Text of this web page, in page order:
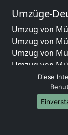
Umzüge-
Umzug von
Umzug von
Umzug von
Umzug von
Umzug von
Umzug von
Umzug von
Umzug von
Umzug von
Diese